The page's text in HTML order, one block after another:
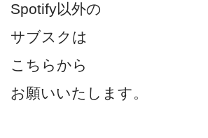
Spotify以外の
サブスクは
こちらから
お願いいたします。